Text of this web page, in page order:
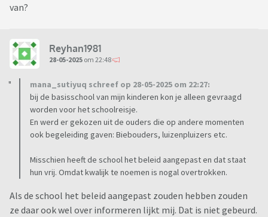
van?
Reyhan1981
28-05-2025 om 22:48
mana_sutiyuq schreef op 28-05-2025 om 22:27:
bij de basisschool van mijn kinderen kon je alleen gevraagd
worden voor het schoolreisje.
En werd er gekozen uit de ouders die op andere momenten
ook begeleiding gaven: Biebouders, luizenpluizers etc.
Misschien heeft de school het beleid aangepast en dat staat
hun vrij. Omdat kwalijk te noemen is nogal overtrokken.
Als de school het beleid aangepast zouden hebben zouden
ze daar ook wel over informeren lijkt mij. Dat is niet gebeurd.